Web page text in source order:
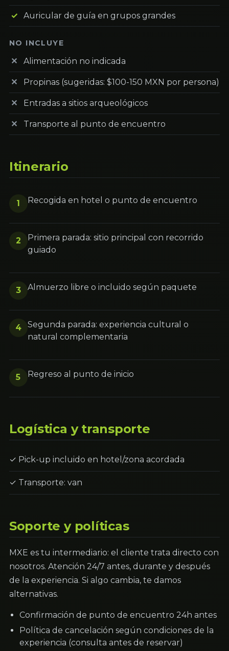
Auricular de guía en grupos grandes
NO INCLUYE
Alimentación no indicada
Propinas (sugeridas: $100-150 MXN por persona)
Entradas a sitios arqueológicos
Transporte al punto de encuentro
Itinerario
1 Recogida en hotel o punto de encuentro
2
Primera parada: sitio principal con recorrido
guiado
3 Almuerzo libre o incluido según paquete
4
Segunda parada: experiencia cultural o
natural complementaria
5 Regreso al punto de inicio
Logística y transporte
✓ Pick-up incluido en hotel/zona acordada
✓ Transporte: van
Soporte y políticas
MXE es tu intermediario: el cliente trata directo con
nosotros. Atención 24/7 antes, durante y después
de la experiencia. Si algo cambia, te damos
alternativas.
Confirmación de punto de encuentro 24h antes
Política de cancelación según condiciones de la
experiencia (consulta antes de reservar)